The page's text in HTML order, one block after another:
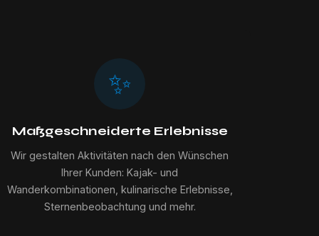
✨
Maßgeschneiderte Erlebnisse
Wir gestalten Aktivitäten nach den Wünschen
Ihrer Kunden: Kajak- und
Wanderkombinationen, kulinarische Erlebnisse,
Sternenbeobachtung und mehr.